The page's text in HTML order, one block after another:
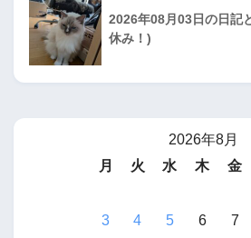
2026年08月03日の日記
休み！)
2026年8月
月
火 水 木 金
3
4 5 6 7